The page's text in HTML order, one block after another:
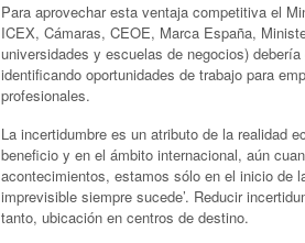
Para aprovechar esta ventaja competitiva el
ICEX, Cámaras, CEOE, Marca España,
universidades y escuelas de negocios)
identificando oportunidades de trabajo para
profesionales.
La incertidumbre es un atributo de la realidad
beneficio y en el ámbito internacional, aún
acontecimientos, estamos sólo en el inicio de
imprevisible siempre sucede’. Reducir
tanto, ubicación en centros de destino.